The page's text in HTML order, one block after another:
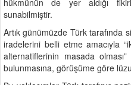
sunabilmiştir.
Artık günümüzde Türk tarafında
iradelerini belli etme amacıyla
alternatiflerinin masada
bulunmasına, görüşüme göre